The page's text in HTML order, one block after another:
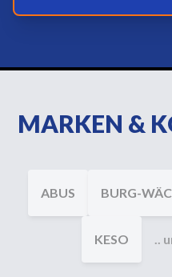
MARKEN &
ABUS BURG-
KESO ..